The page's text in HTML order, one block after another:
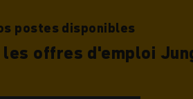
postes disponibles
les offres d'emploi